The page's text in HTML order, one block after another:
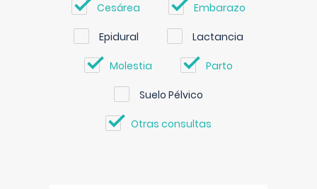
Cesárea Embarazo
Epidural Lactancia
Molestia Parto
Suelo Pélvico
Otras consultas